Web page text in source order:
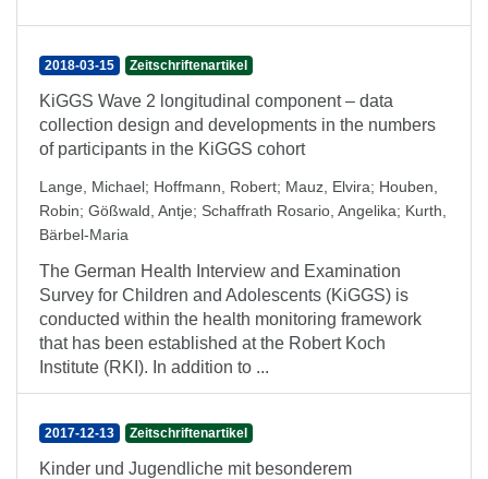
2018-03-15 Zeitschriftenartikel
KiGGS Wave 2 longitudinal component – data
collection design and developments in the numbers
of participants in the KiGGS cohort
Lange, Michael; Hoffmann, Robert; Mauz, Elvira; Houben,
Robin; Gößwald, Antje; Schaffrath Rosario, Angelika; Kurth,
Bärbel-Maria
The German Health Interview and Examination
Survey for Children and Adolescents (KiGGS) is
conducted within the health monitoring framework
that has been established at the Robert Koch
Institute (RKI). In addition to ...
2017-12-13 Zeitschriftenartikel
Kinder und Jugendliche mit besonderem